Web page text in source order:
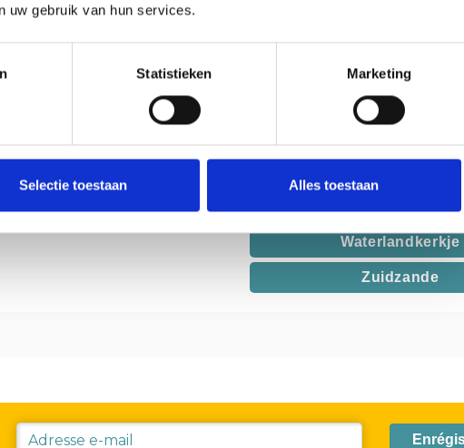
uw gebruik van hun services.
Statistieken Marketing
Selectie toestaan Alles toestaan
romaine et le Moyen Âge.
Retranchement
Schoondijke
Waterlandkerkje
Zuidzande